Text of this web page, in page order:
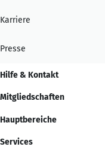
Karriere
Presse
Hilfe & Kontakt
Mitgliedschaften
Hauptbereiche
Services